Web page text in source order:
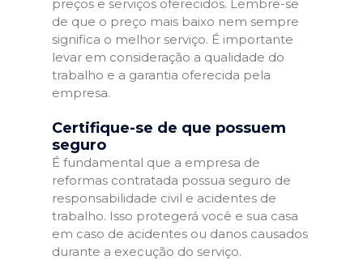
preços e serviços oferecidos. Lembre-se
de que o preço mais baixo nem sempre
significa o melhor serviço. É importante
levar em consideração a qualidade do
trabalho e a garantia oferecida pela
empresa.
Certifique-se de que possuem
seguro
É fundamental que a empresa de
reformas contratada possua seguro de
responsabilidade civil e acidentes de
trabalho. Isso protegerá você e sua casa
em caso de acidentes ou danos causados
durante a execução do serviço.